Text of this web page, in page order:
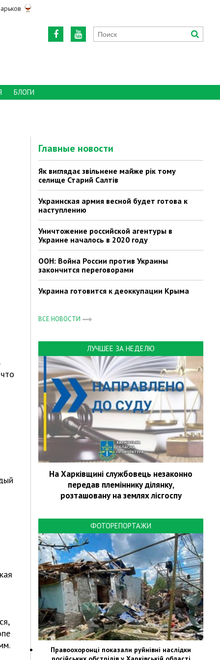
БЛОГИ
Главные новости
Як виглядає звільнене майже рік тому
селище Старий Салтів
Украинская армия весной будет готова к
наступлению
Уничтожение российской агентуры в
Украине началось в 2020 году
ООН: Война России против Украины
закончится переговорами
Украина готовится к деоккупации Крыма
ВСЕ НОВОСТИ
ЛУЧШЕЕ ЗА НЕДЕЛЮ
На Харківщині службовець незаконно
передав племіннику ділянку,
розташовану на землях лісгоспу
ФОТОРЕПОРТАЖИ
Правоохоронці показали руйнівні наслідки